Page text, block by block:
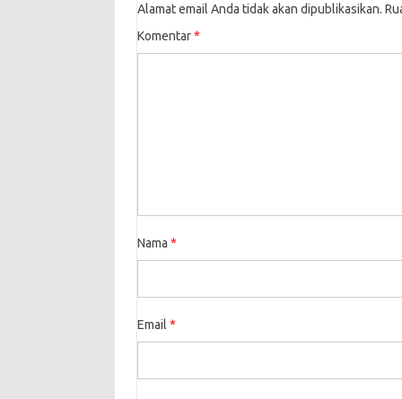
Alamat email Anda tidak akan dipublikasikan.
Komentar*
Nama *
Email *